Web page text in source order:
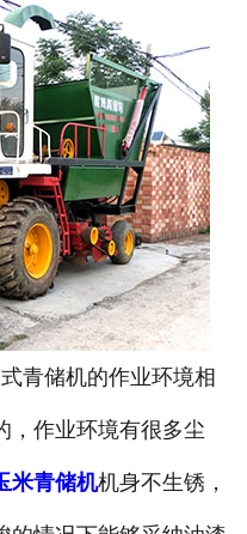
储机的作业环境相
，作业环境有很多尘
米青储机机身不生锈，